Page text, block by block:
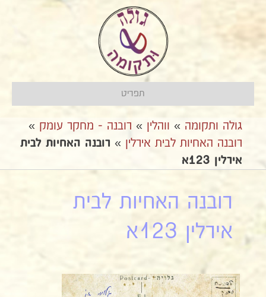
תפריט
גולה ותקומה » ווהלין » רובנה - מחקר עומק »
רובנה האחיות לבית אירלין » רובנה האחיות לבית
אירלין 123א
רובנה האחיות לבית
אירלין 123א